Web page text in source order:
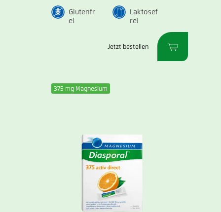
Glutenfr
ei
Laktosef
rei
Jetzt bestellen
375 mg Magnesium